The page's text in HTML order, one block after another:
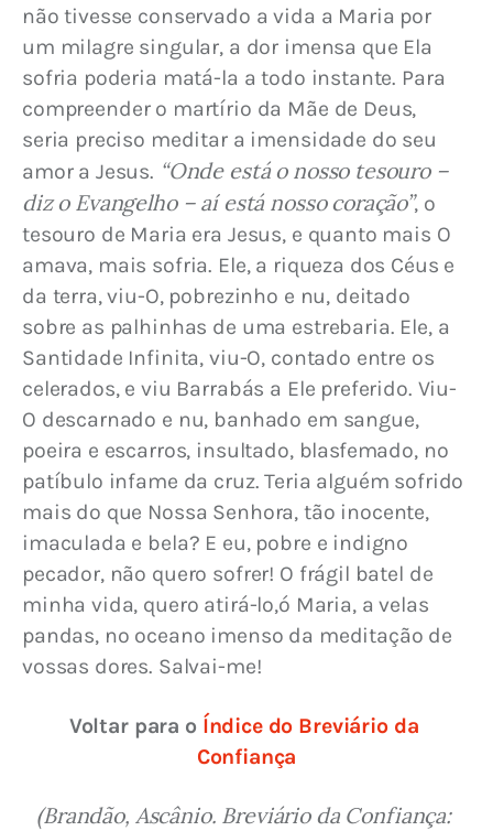
não tivesse conservado a vida a Maria por
um milagre singular, a dor imensa que Ela
sofria poderia matá-la a todo instante. Para
compreender o martírio da Mãe de Deus,
seria preciso meditar a imensidade do seu
amor a Jesus. “Onde está o nosso tesouro –
diz o Evangelho – aí está nosso coração”, o
tesouro de Maria era Jesus, e quanto mais O
amava, mais sofria. Ele, a riqueza dos Céus e
da terra, viu-O, pobrezinho e nu, deitado
sobre as palhinhas de uma estrebaria. Ele, a
Santidade Infinita, viu-O, contado entre os
celerados, e viu Barrabás a Ele preferido. Viu-
O descarnado e nu, banhado em sangue,
poeira e escarros, insultado, blasfemado, no
patíbulo infame da cruz. Teria alguém sofrido
mais do que Nossa Senhora, tão inocente,
imaculada e bela? E eu, pobre e indigno
pecador, não quero sofrer! O frágil batel de
minha vida, quero atirá-lo,ó Maria, a velas
pandas, no oceano imenso da meditação de
vossas dores. Salvai-me!
Voltar para o Índice do Breviário da
Confiança
(Brandão, Ascânio. Breviário da Confiança: